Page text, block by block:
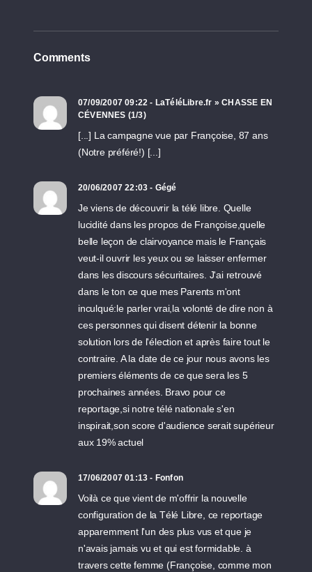
Comments
07/09/2007 09:22 - LaTéléLibre.fr » CHASSE EN
CÉVENNES (1/3)
[...] La campagne vue par Françoise, 87 ans
(Notre préféré!) [...]
20/06/2007 22:03 - Gégé
Je viens de découvrir la télé libre. Quelle
lucidité dans les propos de Françoise,quelle
belle leçon de clairvoyance mais le Français
veut-il ouvrir les yeux ou se laisser enfermer
dans les discours sécuritaires. J'ai retrouvé
dans le ton ce que mes Parents m'ont
inculqué:le parler vrai,la volonté de dire non à
ces personnes qui disent détenir la bonne
solution lors de l'élection et après faire tout le
contraire. A la date de ce jour nous avons les
premiers éléments de ce que sera les 5
prochaines années. Bravo pour ce
reportage,si notre télé nationale s'en
inspirait,son score d'audience serait supérieur
aux 19% actuel
17/06/2007 01:13 - Fonfon
Voilà ce que vient de m'offrir la nouvelle
configuration de la Télé Libre, ce reportage
apparemment l'un des plus vus et que je
n'avais jamais vu et qui est formidable. à
travers cette femme (Françoise, comme mon